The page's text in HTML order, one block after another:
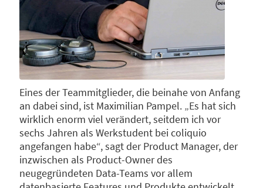
Eines der Teammitglieder, die beinahe von Anfang
an dabei sind, ist Maximilian Pampel. „Es hat sich
wirklich enorm viel verändert, seitdem ich vor
sechs Jahren als Werkstudent bei coliquio
angefangen habe“, sagt der Product Manager, der
inzwischen als Product-Owner des
neugegründeten Data-Teams vor allem